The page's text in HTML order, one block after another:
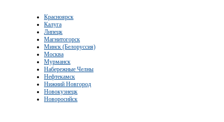
Красноярск
Калуга
Липецк
Магнитогорск
Минск (Белоруссия)
Москва
Мурманск
Набережные Челны
Нефтекамск
Нижний Новгород
Новокузнецк
Новоросийск